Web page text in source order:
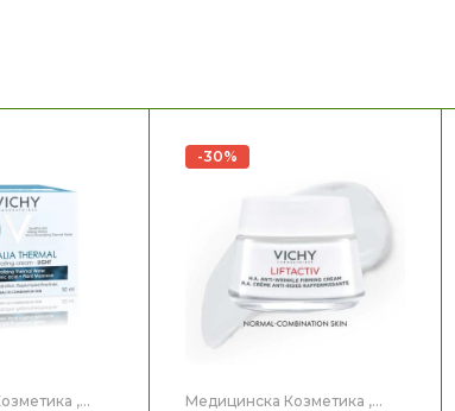
,
-30%
Медицинска Козметика ,